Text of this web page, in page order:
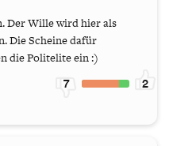
Der Wille wird hier als
Die Scheine dafür
die Politelite ein :)
7 2